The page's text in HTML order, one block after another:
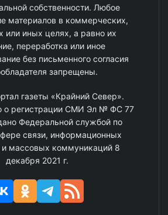
собственности. Любое
материалов в коммерческих,
или иных целях, а равно их
переработка или иное
без письменного согласия
запрещены.
газеты «Крайний Север».
о регистрации СМИ Эл № ФС 77
Федеральной службой по
связи, информационных
и массовых коммуникаций 8
декабря 2021 г.